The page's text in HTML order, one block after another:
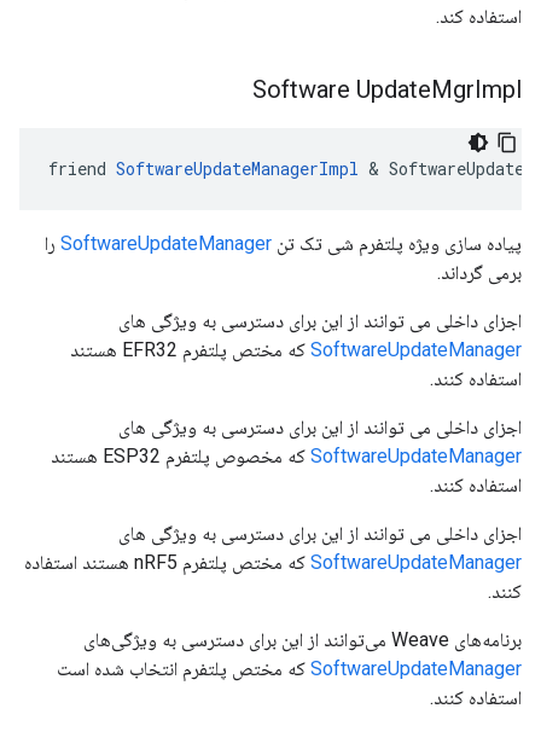
استفاده کند.
Software UpdateMgrImpl
friend SoftwareUpdateManagerImpl &
پیاده سازی ویژه پلتفرم شی تک تن SoftwareUpdateManager را
برمی گرداند.
اجزای داخلی می توانند از این برای دسترسی به ویژگی های
SoftwareUpdateManager
که مختص پلتفرم EFR32 هستند
استفاده کنند.
اجزای داخلی می توانند از این برای دسترسی به ویژگی های
SoftwareUpdateManager
که مخصوص پلتفرم ESP32 هستند
استفاده کنند.
اجزای داخلی می توانند از این برای دسترسی به ویژگی های
SoftwareUpdateManager
که مختص پلتفرم nRF5 هستند استفاده
کنند.
برنامه‌های Weave می‌توانند از این برای دسترسی به ویژگی‌های
SoftwareUpdateManager که مختص پلتفرم انتخاب شده است
استفاده کنند.